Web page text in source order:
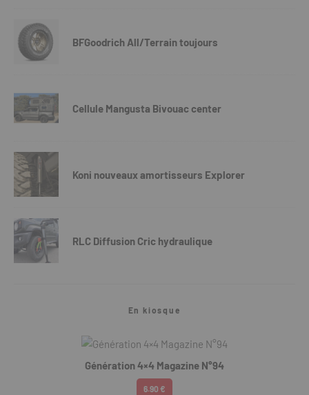
BFGoodrich All/Terrain toujours
Cellule Mangusta Bivouac center
Koni nouveaux amortisseurs Explorer
RLC Diffusion Cric hydraulique
En kiosque
Génération 4×4 Magazine N°94
6.90 €